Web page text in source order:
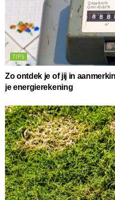
TIPS
Zo ontdek je of jij in
je energierekening